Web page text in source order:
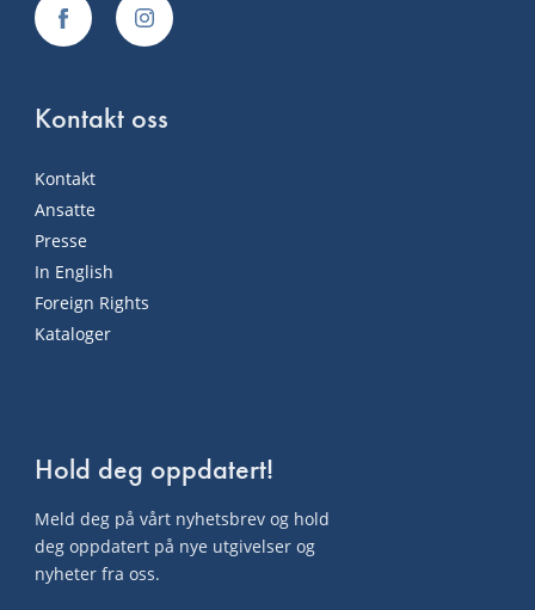
Kontakt oss
Kontakt
Ansatte
Presse
In English
Foreign Rights
Kataloger
Hold deg oppdatert!
Meld deg på vårt nyhetsbrev og hold
deg oppdatert på nye utgivelser og
nyheter fra oss.